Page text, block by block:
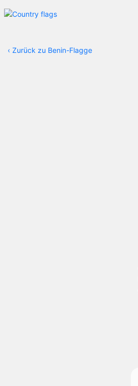
‹ Zurück zu Benin-Flagge